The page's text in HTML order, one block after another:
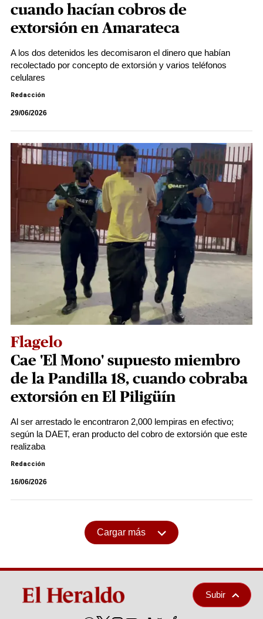
cuando hacían cobros de
extorsión en Amarateca
A los dos detenidos les decomisaron el dinero que habían
recolectado por concepto de extorsión y varios teléfonos
celulares
Redacción
29/06/2026
Flagelo
Cae 'El Mono' supuesto miembro
de la Pandilla 18, cuando cobraba
extorsión en El Piligüín
Al ser arrestado le encontraron 2,000 lempiras en efectivo;
según la DAET, eran producto del cobro de extorsión que este
realizaba
Redacción
16/06/2026
Cargar más
Subir